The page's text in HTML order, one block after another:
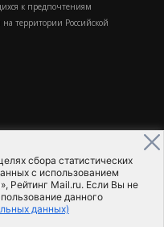
сбора статистических
с использованием
Рейтинг Mail.ru. Если Вы не
данного
данных)
к предпочтениям
территории Российской
МедиаПоток